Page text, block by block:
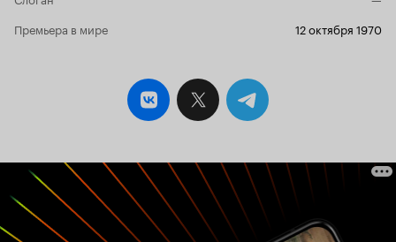
Премьера в мире
12 октября 1970